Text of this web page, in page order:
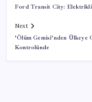
Ford Transit City: Elektrikli
Next
‘Ölüm Gemisi’nden Ülkeye
Kontrolünde